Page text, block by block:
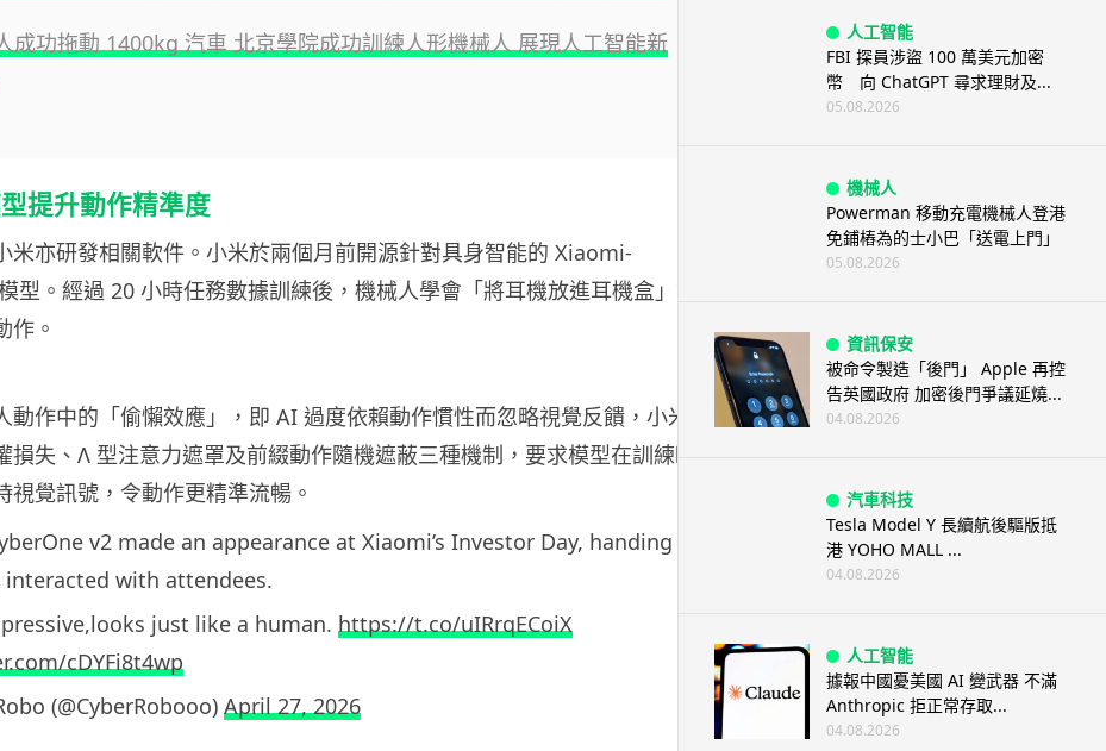
成功拖動 1400kg 汽車 北京學院成功訓練人形機械人 展現人工智能新
提升動作精準度
米亦研發相關軟件。小米於兩個月前開源針對具身智能的 Xiaomi-
型。經過 20 小時任務數據訓練後，機械人學會「將耳機放進耳機盒」等
作。
動作中的「偷懶效應」，即 AI 過度依賴動作慣性而忽略視覺反饋，小米引
損失、Λ 型注意力遮罩及前綴動作隨機遮蔽三種機制，要求模型在訓練時
視覺訊號，令動作更精準流暢。
v2 made an appearance at Xiaomi’s Investor Day, handing
with attendees.
just like a human. https://t.co/uIRrqECoiX
cDYFi8t4wp
(@CyberRobooo) April 27, 2026
人工智能
FBI 探員涉盜 100 萬美元加密
幣 向 ChatGPT 尋求理財及...
05.08.2026
機械人
Powerman 移動充電機械人登港
免鋪樁為的士小巴「送電上門」
05.08.2026
資訊保安
被命令製造「後門」 Apple 再控
告英國政府 加密後門爭議延燒...
04.08.2026
汽車科技
Tesla Model Y 長續航後驅版抵
港 YOHO MALL ...
04.08.2026
人工智能
據報中國憂美國 AI 變武器 不滿
Anthropic 拒正常存取...
04.08.2026